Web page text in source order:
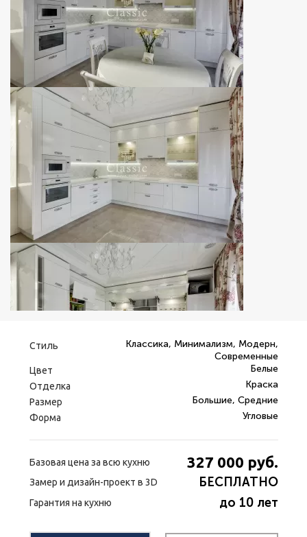
Стиль
Классика, Минимализм, Модерн,
Современные
Цвет Белые
Отделка Краска
Размер Большие, Средние
Форма Угловые
Базовая цена за всю кухню 327 000 руб.
Замер и дизайн-проект в 3D БЕСПЛАТНО
Гарантия на кухню до 10 лет